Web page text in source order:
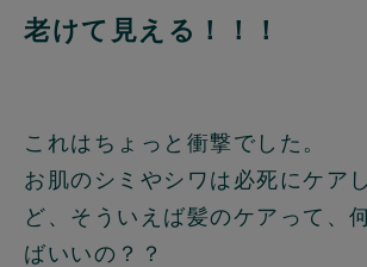
老けて見える！！！
これはちょっと衝撃でした。
お肌のシミやシワは必死にケア
ど、そういえば髪のケアって、
ばいいの？？